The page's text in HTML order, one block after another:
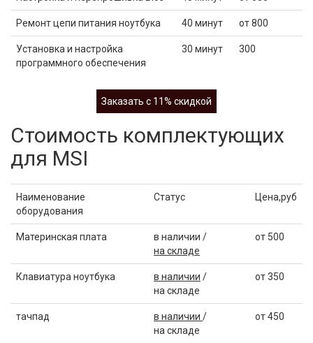
Ремонт цепи питания ноутбука 40 минут от 800
Установка и настройка
программного обеспечения
30 минут 300
Заказать с 11% скидкой
Стоимость комплектующих
для MSI
Наименование
оборудования
Статус Цена,руб
Материнская плата
в наличии /
на складе
от 500
Клавиатура ноутбука в наличии /
на складе
от 350
тачпад в наличии /
на складе
от 450